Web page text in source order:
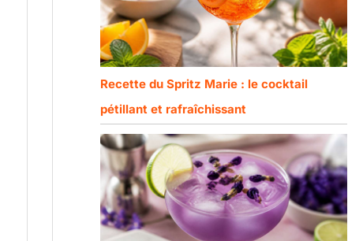
Recette du Spritz Marie : le cocktail
pétillant et rafraîchissant